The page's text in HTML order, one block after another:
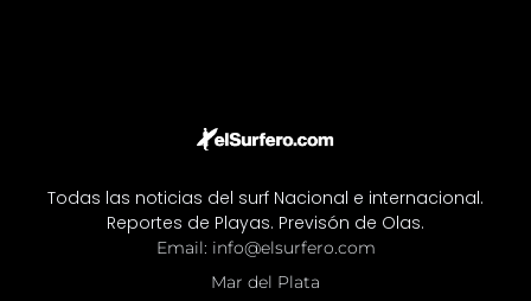
Todas las noticias del surf Nacional e internacional.
Reportes de Playas. Previsón de Olas.
Email: info@elsurfero.com
Mar del Plata